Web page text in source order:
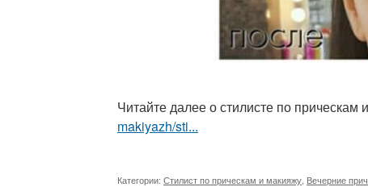
Читайте далее о стилисте по прическам
makiyazh/sti...
Категории: Стилист по прическам и макияжу Вечерние